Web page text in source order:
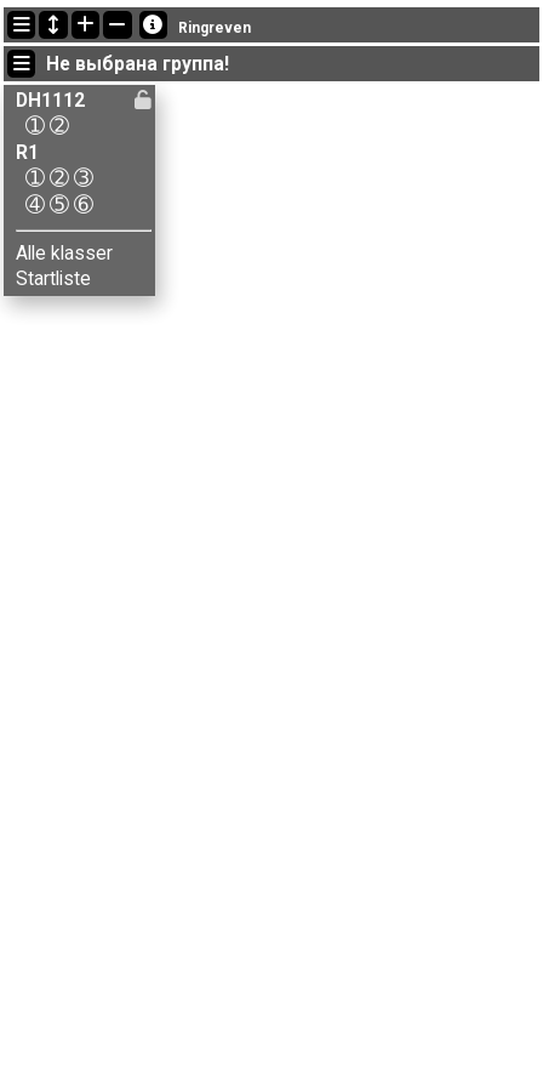
Последние обновления
21:32:33: Aksel Woldsengen (DH1112-2) финишировал с результатом 76:47 (3)
21:32:33: Eline Kjøs (DH1112-2) финишировал с результатом 37:43 (1)
21:32:33: Emma P. Elverhøi / Elise L-Feiring (DH1112-2) got new status: mp
Ringreven
Не выбрана группа!
DH1112
➀➁
R1
➀➁➂
➃➄➅
Alle klasser
Startliste